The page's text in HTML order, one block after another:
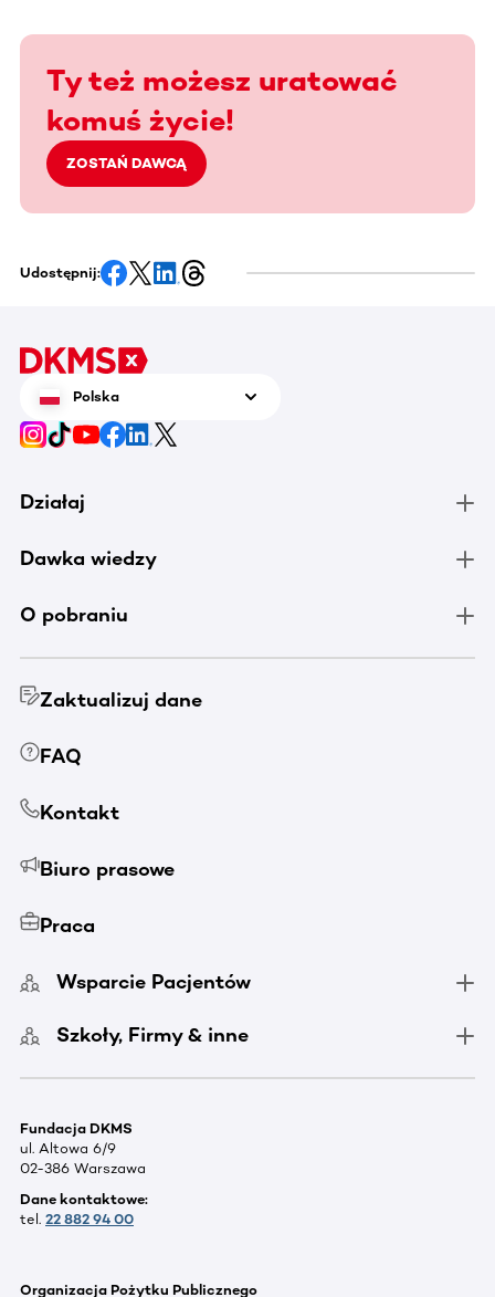
Ty też możesz uratować
komuś życie!
ZOSTAŃ DAWCĄ
Udostępnij:
Polska
Działaj
Dawka wiedzy
O pobraniu
Zaktualizuj dane
FAQ
Kontakt
Biuro prasowe
Praca
Wsparcie Pacjentów
Szkoły, Firmy & inne
Fundacja DKMS
ul. Altowa 6/9
02-386 Warszawa
Dane kontaktowe:
tel. 22 882 94 00
Organizacja Pożytku Publicznego